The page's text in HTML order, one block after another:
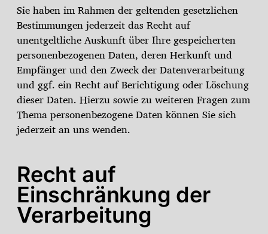
Sie haben im Rahmen der geltenden gesetzlichen
Bestimmungen jederzeit das Recht auf
unentgeltliche Auskunft über Ihre gespeicherten
personenbezogenen Daten, deren Herkunft und
Empfänger und den Zweck der Datenverarbeitung
und ggf. ein Recht auf Berichtigung oder Löschung
dieser Daten. Hierzu sowie zu weiteren Fragen zum
Thema personenbezogene Daten können Sie sich
jederzeit an uns wenden.
Recht auf
Einschränkung der
Verarbeitung